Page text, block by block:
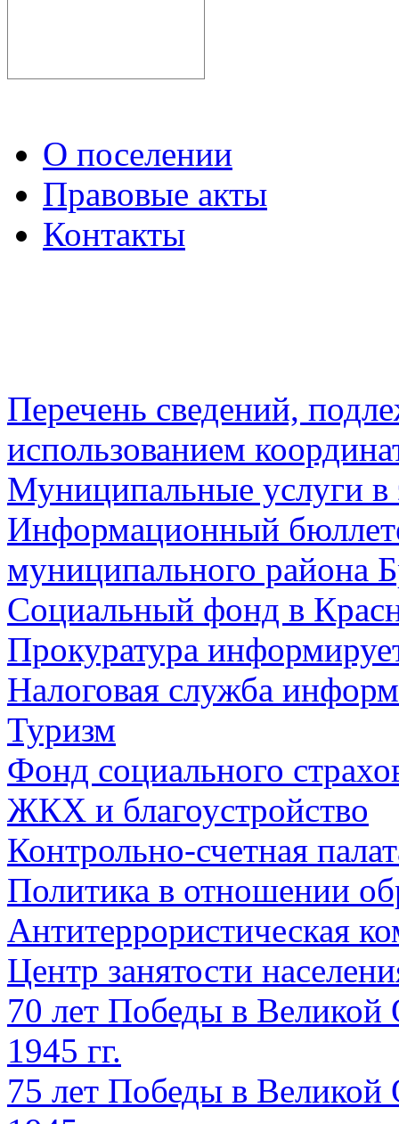
О поселении
Правовые акты
Контакты
Перечень сведений,
использованием
Муниципальные услуги в
Информационный
муниципального района
Социальный фонд в
Прокуратура
Налоговая служба
Туризм
Фонд социального
ЖКХ и благоустройство
Контрольно-счетная
Политика в отношении
Антитеррористическая
Центр занятости
70 лет Победы в Великой
1945 гг.
75 лет Победы в Великой